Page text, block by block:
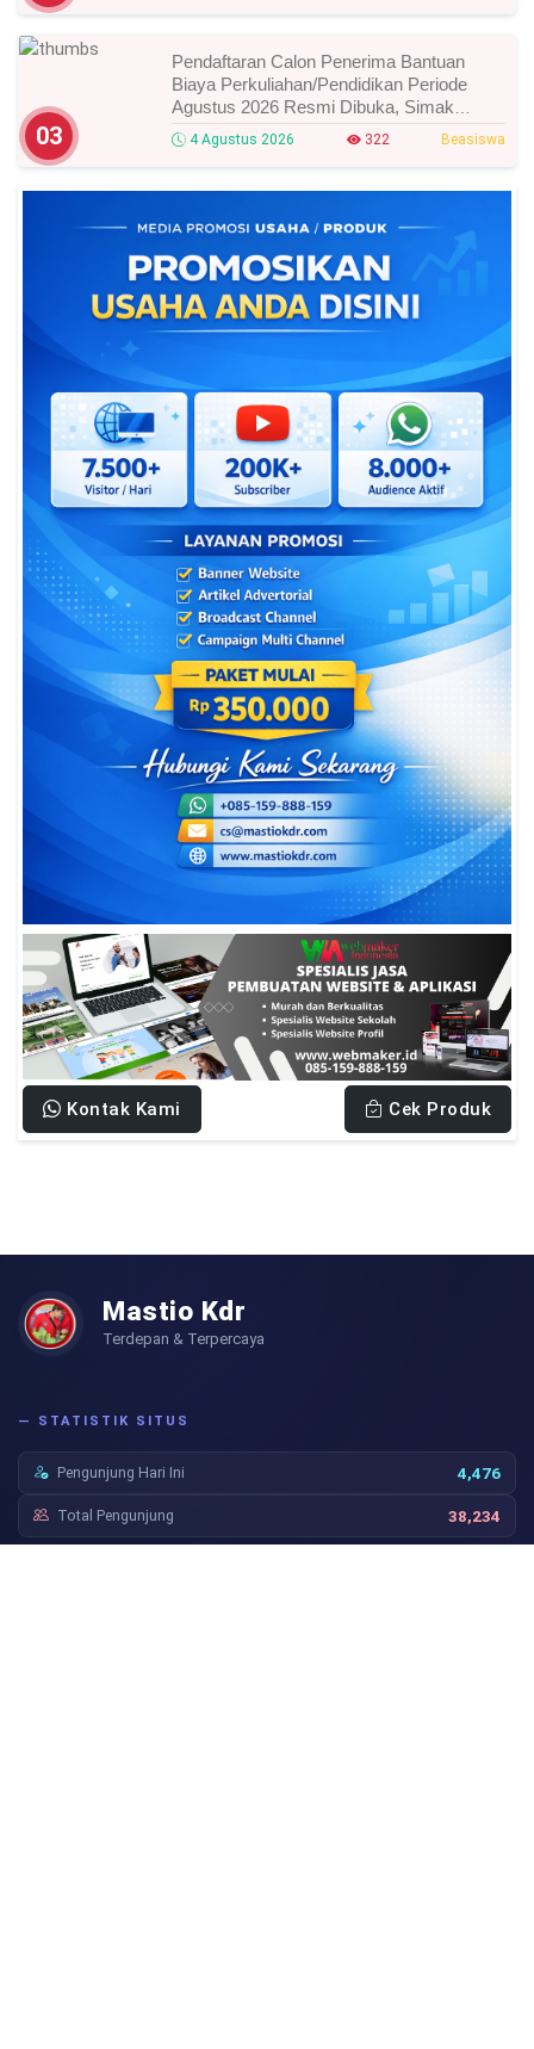
03
Pendaftaran Calon Penerima Bantuan
Biaya Perkuliahan/Pendidikan Periode
Agustus 2026 Resmi Dibuka, Simak
Syarat Dan Jadwal Lengkapnya
4 Agustus 2026 322 Beasiswa
Kontak Kami Cek Produk
Mastio Kdr
Terdepan & Terpercaya
— STATISTIK SITUS
Pengunjung Hari Ini 4,476
Total Pengunjung 38,234